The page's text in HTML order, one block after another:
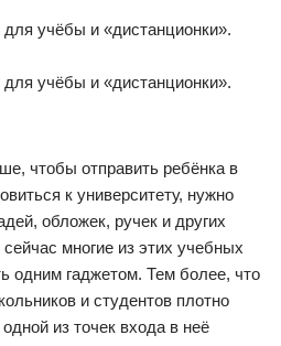
чтобы отправить ребёнка в
к университету, нужно
обложек, ручек и других
многие из этих учебных
одним гаджетом. Тем более, что
и студентов плотно
из точек входа в неё